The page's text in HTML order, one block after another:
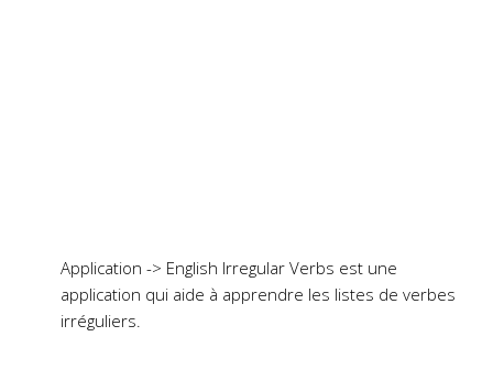
Application -> English Irregular Verbs est une
application qui aide à apprendre les listes de verbes
irréguliers.